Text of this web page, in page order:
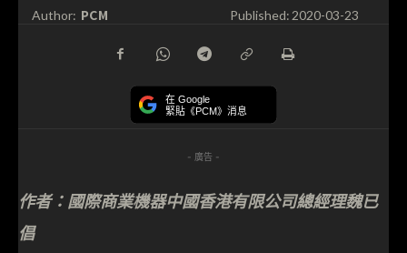
Author: PCM Published:2020-03-23
在 Google
緊貼《PCM》消息
- 廣告 -
作者：國際商業機器中國香港有限公司總經理魏已
倡